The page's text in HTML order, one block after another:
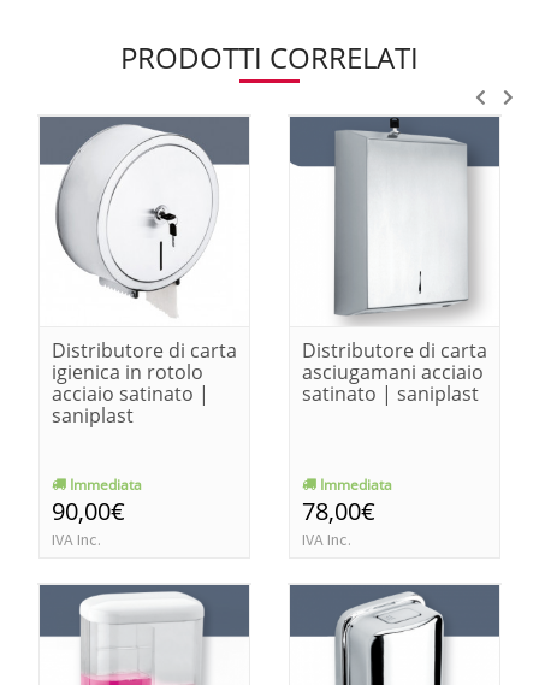
PRODOTTI CORRELATI
Distributore di carta
igienica in rotolo
acciaio satinato |
saniplast
Immediata
90,00€
IVA Inc.
Distributore di carta
asciugamani acciaio
satinato | saniplast
Immediata
78,00€
IVA Inc.